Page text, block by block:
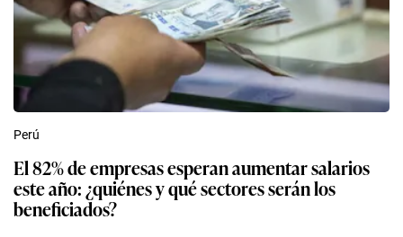
Perú
El 82% de empresas esperan aumentar salarios
este año: ¿quiénes y qué sectores serán los
beneficiados?